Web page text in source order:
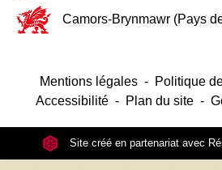
Camors-Brynmawr (Pays
Mentions légales - Politique
Accessibilité - Plan du site -
Site créé en partenariat avec